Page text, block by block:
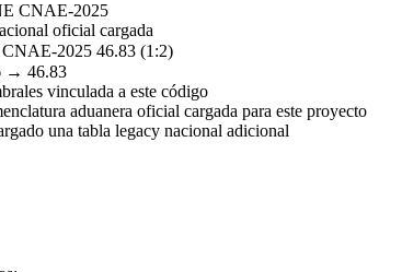
CNAE-2025
oficial cargada
2025 46.83 (1:2)
→ 46.83
vinculada a este código
aduanera oficial cargada para este proyecto
una tabla legacy nacional adicional